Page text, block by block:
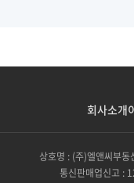
회사소개
상호명 : (주)엘앤씨부동
통신판매업신고 :